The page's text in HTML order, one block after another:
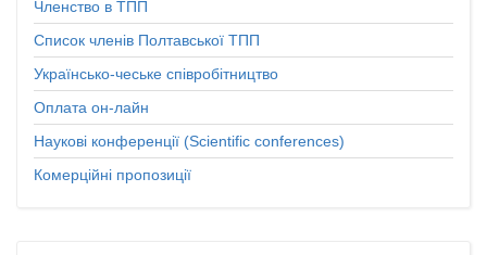
Членство в ТПП
Список членів Полтавської ТПП
Українсько-чеське співробітництво
Оплата он-лайн
Наукові конференції (Scientific conferences)
Комерційні пропозиції